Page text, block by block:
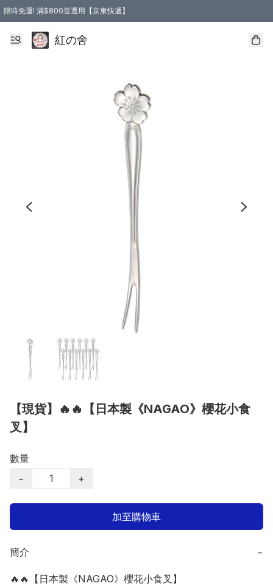
限時免運! 滿$800並選用【京東快遞】
紅の舍
【現貨】🔥🔥【日本製《NAGAO》櫻花小食
叉】
數量
−
+
加至購物車
簡介 −
🔥🔥【日本製《NAGAO》櫻花小食叉】